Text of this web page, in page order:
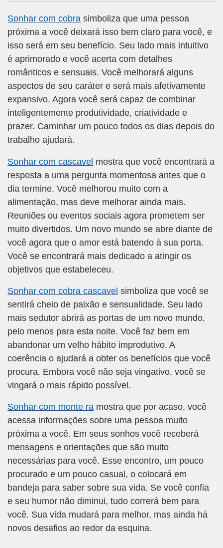
Sonhar com cobra simboliza que uma pessoa
próxima a você deixará isso bem claro para você, e
isso será em seu benefício. Seu lado mais intuitivo
é aprimorado e você acerta com detalhes
românticos e sensuais. Você melhorará alguns
aspectos de seu caráter e será mais afetivamente
expansivo. Agora você será capaz de combinar
inteligentemente produtividade, criatividade e
prazer. Caminhar um pouco todos os dias depois do
trabalho ajudará.
Sonhar com cascavel mostra que você encontrará a
resposta a uma pergunta momentosa antes que o
dia termine. Você melhorou muito com a
alimentação, mas deve melhorar ainda mais.
Reuniões ou eventos sociais agora prometem ser
muito divertidos. Um novo mundo se abre diante de
você agora que o amor está batendo à sua porta.
Você se encontrará mais dedicado a atingir os
objetivos que estabeleceu.
Sonhar com cobra cascavel simboliza que você se
sentirá cheio de paixão e sensualidade. Seu lado
mais sedutor abrirá as portas de um novo mundo,
pelo menos para esta noite. Você faz bem em
abandonar um velho hábito improdutivo. A
coerência o ajudará a obter os benefícios que você
procura. Embora você não seja vingativo, você se
vingará o mais rápido possível.
Sonhar com monte ra mostra que por acaso, você
acessa informações sobre uma pessoa muito
próxima a você. Em seus sonhos você receberá
mensagens e orientações que são muito
necessárias para você. Esse encontro, um pouco
procurado e um pouco casual, o colocará em
bandeja para saber sobre sua vida. Se você confia
e seu humor não diminui, tudo correrá bem para
você. Sua vida mudará para melhor, mas ainda há
novos desafios ao redor da esquina.